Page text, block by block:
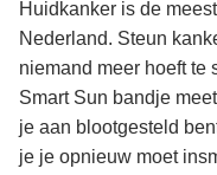
Huidkanker is de
Nederland. Steun
niemand meer hoeft te
Smart Sun bandje
je aan blootgesteld
je je opnieuw moet